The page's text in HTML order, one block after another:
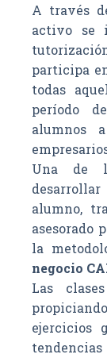
A través
activo se
participa
todas
período
alumnos
Una de
alumno,
asesorado
la
negocio
Las
ejercicios